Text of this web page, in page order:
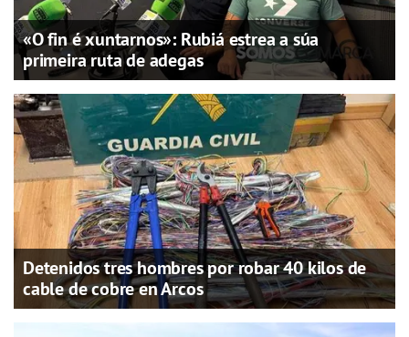
«O fin é xuntarnos»: Rubiá estrea a súa
primeira ruta de adegas
Detenidos tres hombres por robar 40 kilos de
cable de cobre en Arcos